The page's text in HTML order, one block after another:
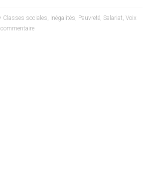
Classes sociales, Inégalités, Pauvreté, Salariat,Voix